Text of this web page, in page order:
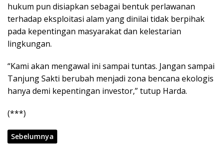
hukum pun disiapkan sebagai bentuk perlawanan
terhadap eksploitasi alam yang dinilai tidak berpihak
pada kepentingan masyarakat dan kelestarian
lingkungan.
“Kami akan mengawal ini sampai tuntas. Jangan sampai
Tanjung Sakti berubah menjadi zona bencana ekologis
hanya demi kepentingan investor,” tutup Harda.
(***)
Sebelumnya